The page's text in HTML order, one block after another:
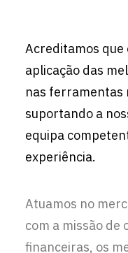
Acreditamos que
aplicação das
nas ferramentas
suportando a
equipa
experiência.
Atuamos no
com a missão de
financeiras, os